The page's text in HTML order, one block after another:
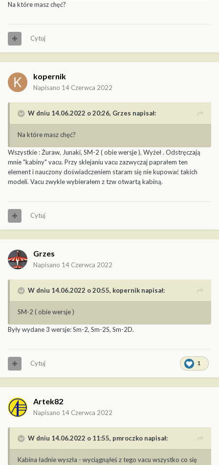
Na które masz chęć?
Cytuj
kopernik
Napisano 14 Czerwca 2022
W dniu 14.06.2022 o 20:26, Grzes napisał:
Na które masz chęć?
Wszystkie : Żuraw, Junaki, SM-2 ( obie wersje ), Wyżeł . Odstręczają
mnie "kabiny" vacu. Przy sklejaniu vacu zazwyczaj paprałem ten
element i nauczony doświadczeniem staram się nie kupować takich
modeli. Vacu zwykle wybierałem z tzw otwartą kabiną.
Cytuj
Grzes
Napisano 14 Czerwca 2022
W dniu 14.06.2022 o 20:55, kopernik napisał:
SM-2 ( obie wersje )
Były wydane 3 wersje: Sm-2, Sm-2S, Sm-2D.
1
Cytuj
Artek82
Napisano 14 Czerwca 2022
W dniu 14.06.2022 o 11:55, pmroczko napisał:
Kabina ładnie wyszła - wyciągnąłeś z tego vacu wszystko co się